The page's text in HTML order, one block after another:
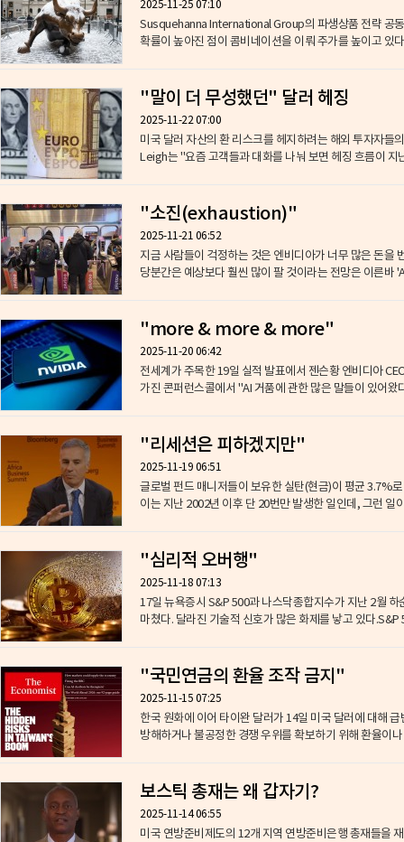
2025-11-25 07:10
​Susquehanna International Group의 파생상품 전략 공
확률이 높아진 점이 콤비네이션을 이뤄 주가를 높이고 있
"말이 더 무성했던" 달러 헤징
2025-11-22 07:00
미국 달러 자산의 환 리스크를 헤지하려는 해외 투자자들의 움직임이 급격히 둔화했다.
Leigh는 "요즘 고객들과 대화를 나눠 보면 헤징 흐름이 지
"소진(exhaustion)"
2025-11-21 06:52
지금 사람들이 걱정하는 것은 ​엔비디아가 너무 많은 돈을
당분간은 예상보다 훨씬 많이 팔 것이라는 전망은 이른바
"more & more & more"
2025-11-20 06:42
전세계가 주목한 19일 실적 발표에서 젠슨황 엔비디아
가진 콘퍼런스콜에서 "AI 거품에 관한 많은 말들이 있어왔
"리세션은 피하겠지만"
2025-11-19 06:51
글로벌 펀드 매니저들이 보유한 실탄(현금)이 평균 3.7%
이는 지난 2002년 이후 단 20번만 발생한 일인데, 그런 일
"심리적 오버행"
2025-11-18 07:13
17일 뉴욕증시 S&P 500과 나스닥종합지수가​ 지난 2월
마쳤다. 달라진 기술적 신호가 많은 화제를 낳고 있다.S&P
"국민연금의 환율 조작 금지"
2025-11-15 07:25
한국 원화에 이어 타이완 달러가 14일 미국 달러에 대해
방해하거나 불공정한 경쟁 우위를 확보하기 위해 환율이
보스틱 총재는 왜 갑자기?
2025-11-14 06:55
미국 연방준비제도의 12개 지역 연방준비은행 총재들을